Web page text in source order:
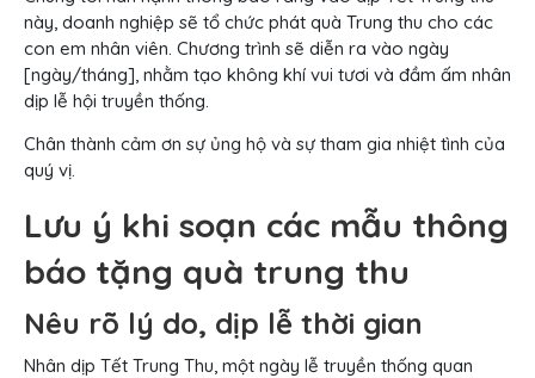
này, doanh nghiệp sẽ tổ chức phát quà Trung thu cho các
con em nhân viên. Chương trình sẽ diễn ra vào ngày
[ngày/tháng], nhằm tạo không khí vui tươi và đầm ấm nhân
dịp lễ hội truyền thống.
Chân thành cảm ơn sự ủng hộ và sự tham gia nhiệt tình của
quý vị.
Lưu ý khi soạn các mẫu thông
báo tặng quà trung thu
Nêu rõ lý do, dịp lễ thời gian
Nhân dịp Tết Trung Thu, một ngày lễ truyền thống quan